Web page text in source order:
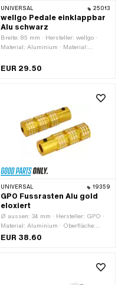
UNIVERSAL 25013
wellgo Pedale einklappbar
Alu schwarz
Breite: 85 mm · Hersteller: wellgo ·
Material: Aluminium · Material:
Farbe: schwarz · Gesamtlänge: 115
EUR 29.50
UNIVERSAL 19359
GPO Fussrasten Alu gold
eloxiert
Ø aussen: 34 mm · Hersteller: GPO ·
Material: Aluminium · Oberfläche:
eloxiert · Farbe: gold · Ø innen: 16.1
EUR 38.60